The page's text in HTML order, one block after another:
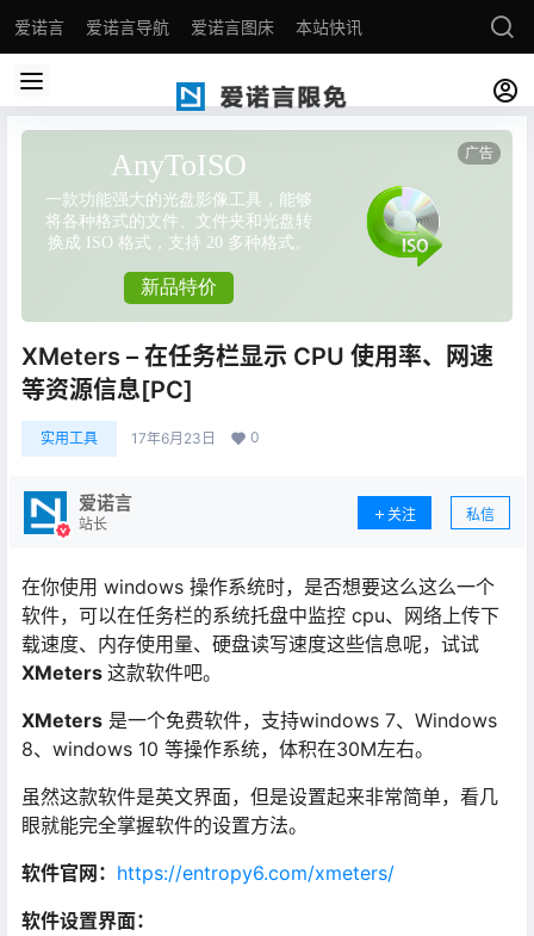
爱诺言 爱诺言导航 爱诺言图床 本站快讯
XMeters – 在任务栏显示 CPU 使用率、网速
等资源信息[PC]
实用工具 17年6月23日 0
爱诺言
站长
关注 私信
在你使用 windows 操作系统时，是否想要这么这么一个
软件，可以在任务栏的系统托盘中监控 cpu、网络上传下
载速度、内存使用量、硬盘读写速度这些信息呢，试试
XMeters 这款软件吧。
XMeters 是一个免费软件，支持windows 7、Windows
8、windows 10 等操作系统，体积在30M左右。
虽然这款软件是英文界面，但是设置起来非常简单，看几
眼就能完全掌握软件的设置方法。
软件官网： https://entropy6.com/xmeters/
软件设置界面：